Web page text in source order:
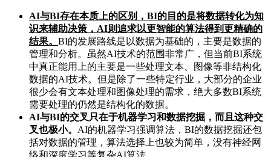
AI与BI存在本质上的区别，BI的目的是将数据转化为知
识来辅助决策，AI则追求以更智能的算法得到更精确的
结果。 BI的发展路线是以数据为基础的，主要是数据的
管理和分析。虽然AI技术的范围非常广，但当前BI系统
中真正能用上的主要是一些处理文本、图像等非结构化
数据的AI技术。但是除了一些特定行业，大部分的企业
很少会有文本处理和图像处理的需求，绝大多数BI系统
需要处理的仍然是结构化的数据。
AI与BI的交叉只在于机器学习和数据挖掘，而且这种交
叉也极小。 AI的机器学习强调算法，BI的数据挖掘还包
括对数据的管理，算法选择上也较为简单，没有神经网
络和深度学习等复杂AI算法。